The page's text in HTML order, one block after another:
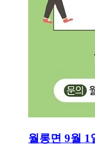
월롱면 9월 1